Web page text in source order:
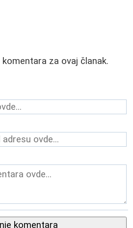
za ovaj članak.
komentara